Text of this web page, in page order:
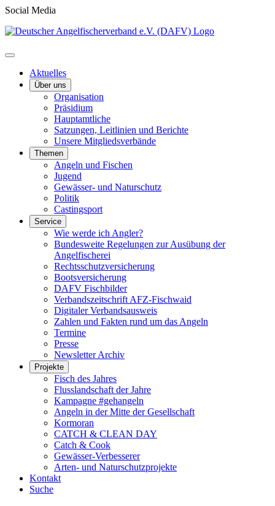
Social Media
Aktuelles
Über uns
Organisation
Präsidium
Hauptamtliche
Satzungen, Leitlinien und Berichte
Unsere Mitgliedsverbände
Themen
Angeln und Fischen
Jugend
Gewässer- und Naturschutz
Politik
Castingsport
Service
Wie werde ich Angler?
Bundesweite Regelungen zur Ausübung der
Angelfischerei
Rechtsschutzversicherung
Bootsversicherung
DAFV Fischbilder
Verbandszeitschrift AFZ-Fischwaid
Digitaler Verbandsausweis
Zahlen und Fakten rund um das Angeln
Termine
Presse
Newsletter Archiv
Projekte
Fisch des Jahres
Flusslandschaft der Jahre
Kampagne #gehangeln
Angeln in der Mitte der Gesellschaft
Kormoran
CATCH & CLEAN DAY
Catch & Cook
Gewässer-Verbesserer
Arten- und Naturschutzprojekte
Kontakt
Suche